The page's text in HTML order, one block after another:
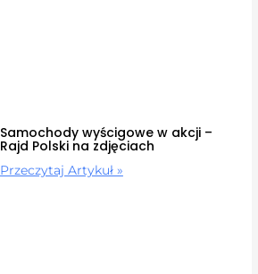
Samochody wyścigowe w akcji –
Rajd Polski na zdjęciach
Przeczytaj Artykuł »